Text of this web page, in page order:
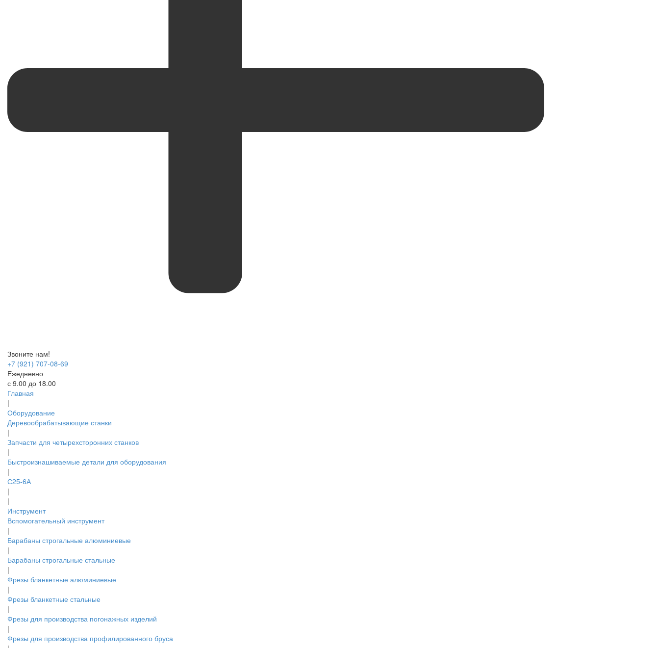
Звоните нам!
+7 (921) 707-08-69
Ежедневно
с 9.00 до 18.00
Главная
|
Оборудование
Деревообрабатывающие станки
|
Запчасти для четырехсторонних станков
|
Быстроизнашиваемые детали для оборудования
|
С25-6А
|
|
Инструмент
Вспомогательный инструмент
|
Барабаны строгальные алюминиевые
|
Барабаны строгальные стальные
|
Фрезы бланкетные алюминиевые
|
Фрезы бланкетные стальные
|
Фрезы для производства погонажных изделий
|
Фрезы для производства профилированного бруса